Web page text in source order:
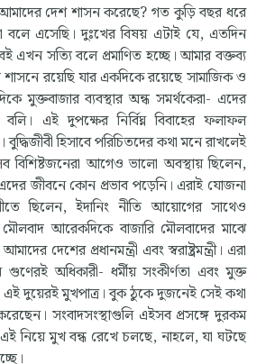
আমাদের দেশ শাসন করেছে? গত কুড়ি বছর ধরে
বলে এসেছি। দুঃখের বিষয় এটাই যে, এতদিন
এখন সত্যি বলে প্রমাণিত হচ্ছে। আমার বক্তব্য
রয়েছি যার একদিকে রয়েছে সামাজিক ও
মুক্তবাজার ব্যবস্থার অন্ধ সমর্থকেরা- এদের
বলি। এই দুপক্ষের নির্বিঘ্ন বিবাহের ফলাফল
হিসাবে পরিচিতদের কথা মনে রাখলেই
বিশিষ্টজনেরা আগেও ভালো অবস্থায় ছিলেন,
জীবনে কোন প্রভাব পড়েনি। এরাই যোজনা
ছিলেন, ইদানিং নীতি আয়োগের সাথেও
আরেকদিকে বাজারি মৌলবাদের মাঝে
দেশের প্রধানমন্ত্রী এবং স্বরাষ্ট্রমন্ত্রী। এরা
অধিকারী- ধর্মীয় সংকীর্ণতা এবং মুক্ত
এই দুয়েরই মুখপাত্র। বুক ঠুকে দুজনেই সেই কথা
সংবাদসংস্থাগুলি এইসব প্রসঙ্গে দুরকম
নিয়ে মুখ বন্ধ রেখে চলছে, নাহলে, যা ঘটছে